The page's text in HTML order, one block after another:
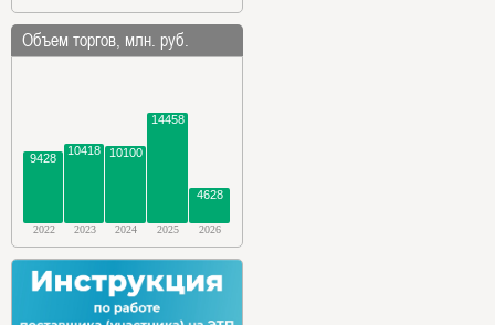
Объем торгов, млн. руб.
9428
10418 10100
14458
4628
2022 2023 2024 2025 2026